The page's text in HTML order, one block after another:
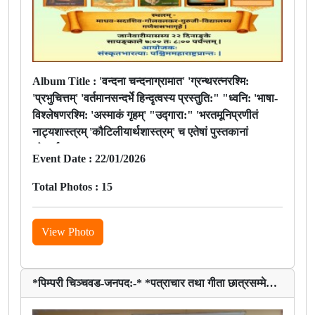
Album Title : 'वन्दना चन्दनाग्रामात' 'ग्रन्थरत्नरश्मि:
'प्रभुचित्तम्' 'वर्तमानसन्दर्भे हिन्दृत्वस्य प्रस्तुति:" "ध्वनि: 'भाषा-
विश्लेषणरश्मि: 'अस्माकं गृहम्' "उद्गारा:" 'भरतमूनिप्रणीतं
नाट्यशास्त्रम् 'कौटिलीयार्थशास्त्रम्' च एतेषां पुस्तकानां
Event Date : 22/01/2026
Total Photos : 15
View Photo
*पिम्परी चिञ्चवड-जनपद:-* *पत्राचार तथा गीता छात्रसम्मेलनम्*